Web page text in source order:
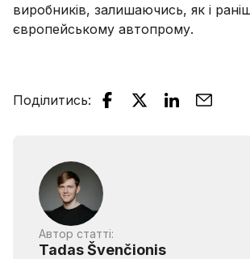
виробників, залишаючись, як і
європейському автопрому.
Поділитись:
Автор статті:
Tadas Švenčionis